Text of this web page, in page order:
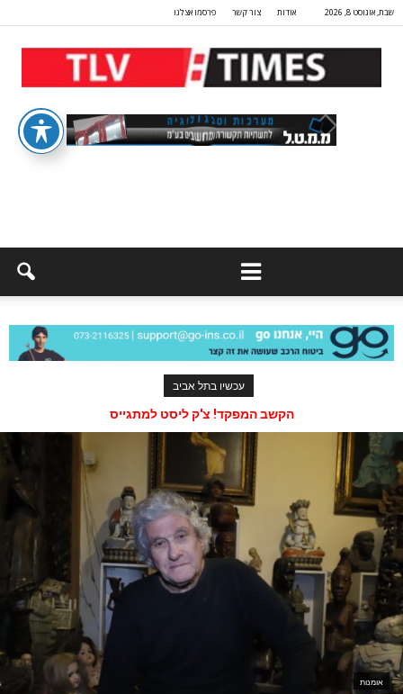
שבת, אוגוסט 8, 2026 אודות צור קשר פרסמו אצלנו
עכשיו בתל אביב
הקשב המפקד! צ'ק ליסט למתגייס
אומנות